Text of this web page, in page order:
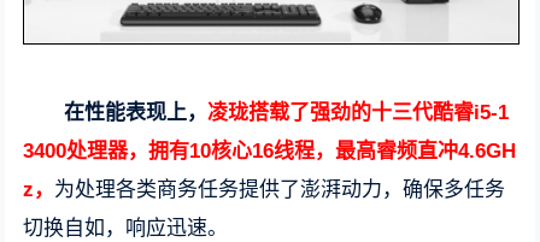
在性能表现上，凌珑搭载了强劲的十三代酷睿i5-1
3400处理器，拥有10核心16线程，最高睿频直冲4.6GH
z， 为处理各类商务任务提供了澎湃动力，确保多任务
切换自如，响应迅速。